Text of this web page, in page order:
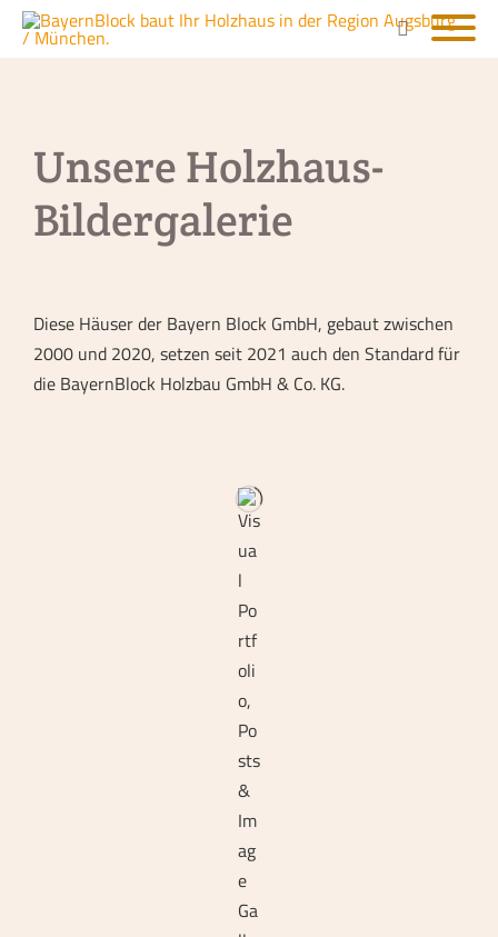
Unsere Holzhaus-
Bildergalerie
Diese Häuser der Bayern Block GmbH, gebaut zwischen
2000 und 2020, setzen seit 2021 auch den Standard für
die BayernBlock Holzbau GmbH & Co. KG.